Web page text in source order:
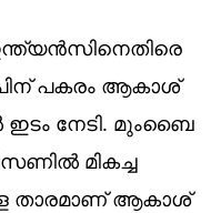
പകരം ആകാശ്
നേടി. മുംബൈ
മികച്ച
താരമാണ് ആകാശ്